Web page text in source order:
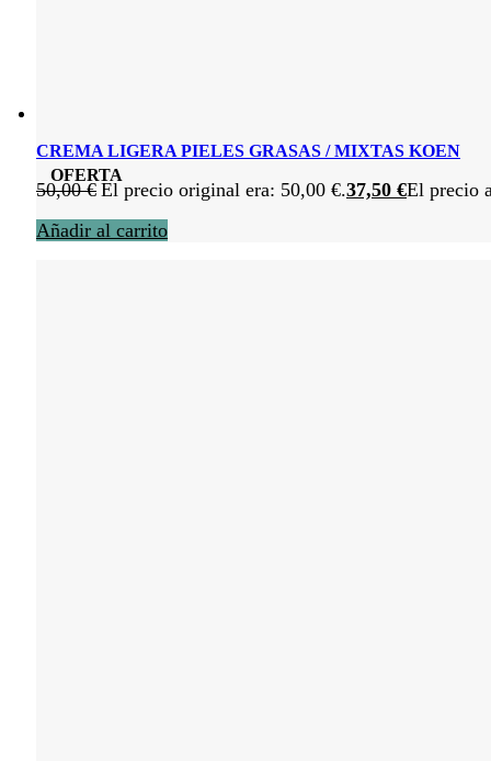
OFERTA
CREMA LIGERA PIELES GRASAS / MIXTAS KOEN
50,00€ El precio original era: 50,00 €.37,50 €El precio
Añadir al carrito